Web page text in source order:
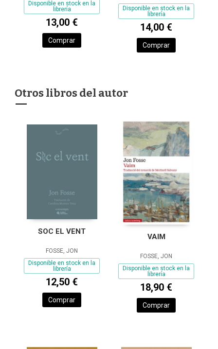
Disponible en stock en la
librería
13,00 €
Comprar
Disponible en stock en la
librería
14,00 €
Comprar
Otros libros del autor
SOC EL VENT
FOSSE, JON
Disponible en stock en la
librería
12,50 €
Comprar
VAIM
FOSSE, JON
Disponible en stock en la
librería
18,90 €
Comprar